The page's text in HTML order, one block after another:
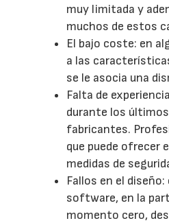
muy limitada y
muchos de estos
El bajo coste: en
a las
se le asocia una
Falta de
durante los últimos
fabricantes.
que puede ofrecer
medidas de
Fallos en el
software, en la
momento cero,